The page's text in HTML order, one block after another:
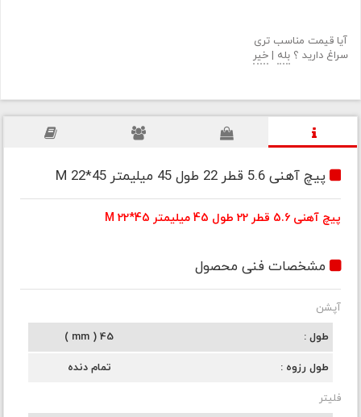
آیا قیمت مناسب تری
سراغ دارید ؟ بله | خیر
پیچ آهنی 5.6 قطر 22 طول 45 میلیمتر M 22*45
پیچ آهنی 5.6 قطر 22 طول 45 میلیمتر M 22*45
مشخصات فنی محصول
آپشن
طول
45 ( mm )
طول رزوه تمام دنده
فلیتر